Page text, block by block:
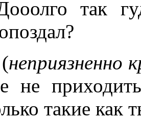
так
неприязненно
не
такие как